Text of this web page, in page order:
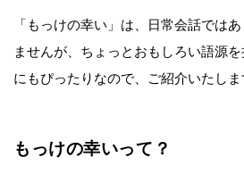
「もっけの幸い」は、日常会話では
ませんが、ちょっとおもしろい語源
にもぴったりなので、ご紹介いたしま
もっけの幸いって？